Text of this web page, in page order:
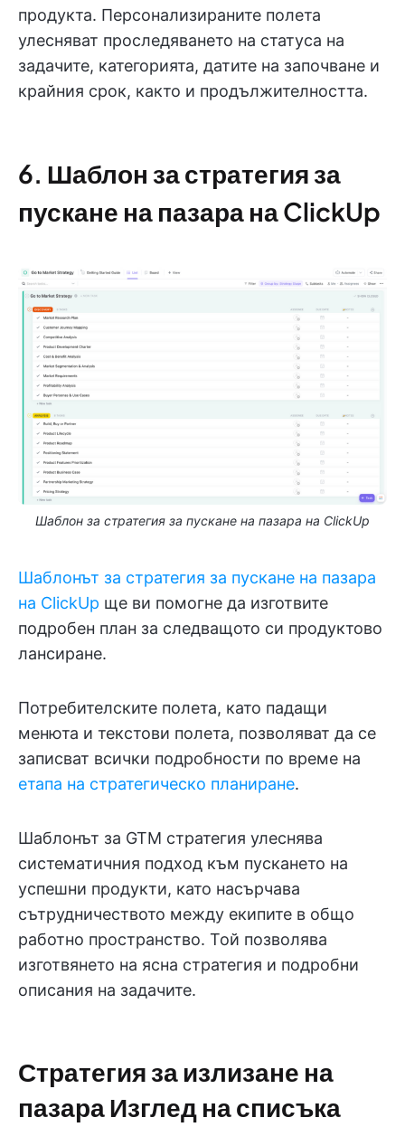
продукта. Персонализираните полета
улесняват проследяването на статуса на
задачите, категорията, датите на започване и
крайния срок, както и продължителността.
6. Шаблон за стратегия за
пускане на пазара на ClickUp
Шаблон за стратегия за пускане на пазара на ClickUp
Шаблонът за стратегия за пускане на пазара
на ClickUp ще ви помогне да изготвите
подробен план за следващото си продуктово
лансиране.
Потребителските полета, като падащи
менюта и текстови полета, позволяват да се
записват всички подробности по време на
етапа на стратегическо планиране.
Шаблонът за GTM стратегия улеснява
систематичния подход към пускането на
успешни продукти, като насърчава
сътрудничеството между екипите в общо
работно пространство. Той позволява
изготвянето на ясна стратегия и подробни
описания на задачите.
Стратегия за излизане на
пазара Изглед на списъка